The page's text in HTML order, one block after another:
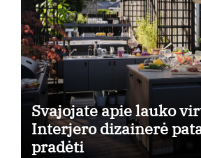
Svajojate apie lauko
Interjero dizainerė
pradėti